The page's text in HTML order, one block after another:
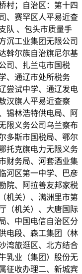
村；自治区：第十四
、赛罕区人平易近查
队 、包头市质量手
沉工业集团无限公司
斡尔族自治旗尼尔基
司、扎兰屯市国税
、通辽市处所税务
尝试中学、通辽发电
汉旗人平易近查察
锡林浩特供电局、阿
限义务公司乌兰察布
多斯市国税局、鄂尔
托克旗电力无限义务
财务局、河套酒业集
河区第一中学、巴彦
院、阿拉善友邦家税
机关）、满洲里市第
（机关）、大唐国际
、中国电信自治区分
电段、森工集团（林
湾旅逛区、北方结合
乳业（集团）股份无
征收办理二、新城宾